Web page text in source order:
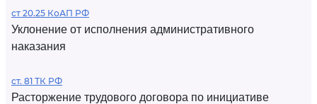
ст 20.25 КоАП РФ
Уклонение от исполнения административного
наказания
ст. 81 ТК РФ
Расторжение трудового договора по инициативе